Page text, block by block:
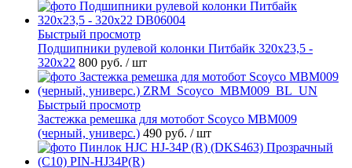
Быстрый просмотр
Подшипники рулевой колонки Питбайк 320x23,5 -
320x22 800 руб. / шт
Быстрый просмотр
Застежка ремешка для мотобот Scoyco MBM009
(черный, универс.) 490 руб. / шт